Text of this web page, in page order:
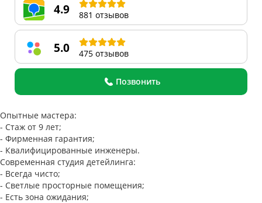
4.9 881 отзывов
5.0 475 отзывов
Позвонить
Опытные мастера:
- Стаж от 9 лет;
- Фирменная гарантия;
- Квалифицированные инженеры.
Современная студия детейлинга:
- Всегда чисто;
- Светлые просторные помещения;
- Есть зона ожидания;